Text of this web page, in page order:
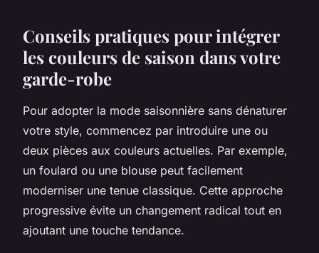
Conseils pratiques pour intégrer
les couleurs de saison dans votre
garde-robe
Pour adopter la mode saisonnière sans dénaturer
votre style, commencez par introduire une ou
deux pièces aux couleurs actuelles. Par exemple,
un foulard ou une blouse peut facilement
moderniser une tenue classique. Cette approche
progressive évite un changement radical tout en
ajoutant une touche tendance.